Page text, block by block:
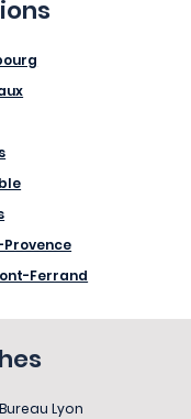
Provence
Ferrand
Lyon